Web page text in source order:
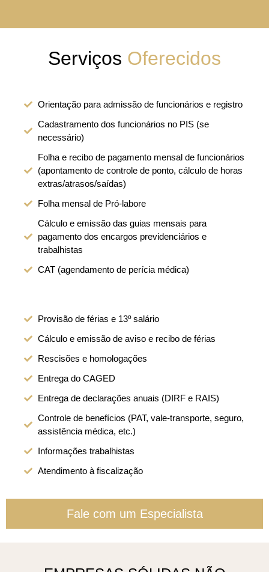
Serviços Oferecidos
Orientação para admissão de funcionários e registro
Cadastramento dos funcionários no PIS (se
necessário)
Folha e recibo de pagamento mensal de funcionários
(apontamento de controle de ponto, cálculo de horas
extras/atrasos/saídas)
Folha mensal de Pró-labore
Cálculo e emissão das guias mensais para
pagamento dos encargos previdenciários e
trabalhistas
CAT (agendamento de perícia médica)
Provisão de férias e 13º salário
Cálculo e emissão de aviso e recibo de férias
Rescisões e homologações
Entrega do CAGED
Entrega de declarações anuais (DIRF e RAIS)
Controle de benefícios (PAT, vale-transporte, seguro,
assistência médica, etc.)
Informações trabalhistas
Atendimento à fiscalização
Fale com um Especialista